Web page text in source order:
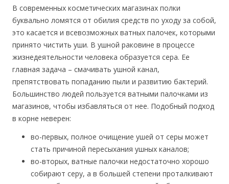
В современных косметических магазинах полки
буквально ломятся от обилия средств по уходу за собой,
это касается и всевозможных ватных палочек, которыми
принято чистить уши. В ушной раковине в процессе
жизнедеятельности человека образуется сера. Ее
главная задача – смачивать ушной канал,
препятствовать попаданию пыли и развитию бактерий.
Большинство людей пользуется ватными палочками из
магазинов, чтобы избавляться от нее. Подобный подход
в корне неверен:
во-первых, полное очищение ушей от серы может
стать причиной пересыхания ушных каналов;
во-вторых, ватные палочки недостаточно хорошо
собирают серу, а в большей степени проталкивают